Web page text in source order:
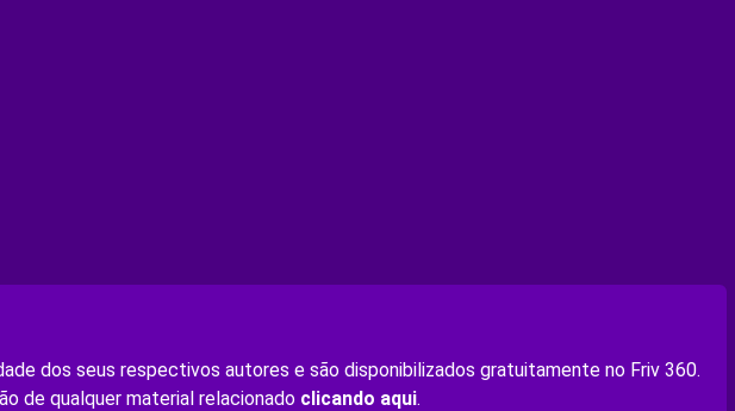
dos seus respectivos autores e são disponibilizados gratuitamente no Friv 360.
de qualquer material relacionado clicando aqui.